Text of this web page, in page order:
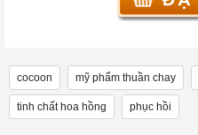
cocoon mỹ phẩm thuần chay
tinh chất hoa hồng phục hồi